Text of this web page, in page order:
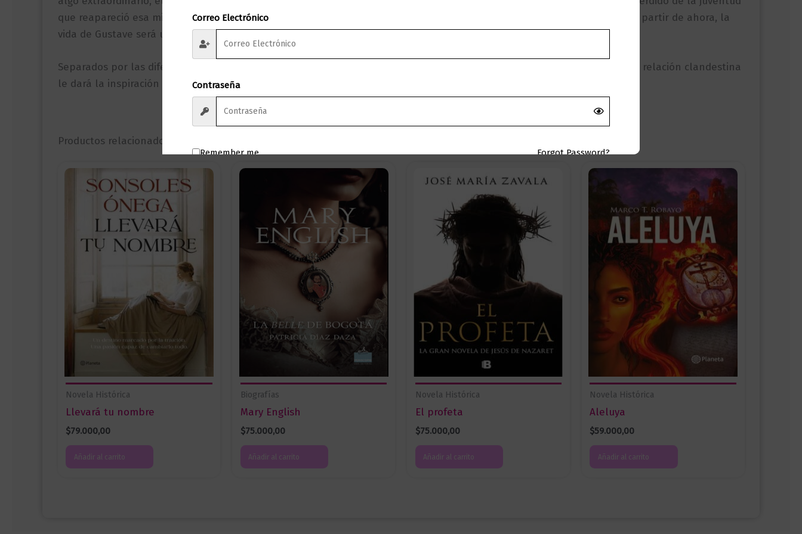
que reapareció esa misma noche, y el exquisito arco de su espalda que discurre delicadamente de su nuca a la cintura. A partir de ahora, la
vida de Gustave será un ascenso constante hasta alcanzar el cielo y sus sueños.
Separados por las diferencias sociales y sus respectivos matrimonios, que no han hecho mengua al amor que sienten, su relación clandestina
le dará la inspiración a Eiffel para construir la torre que cambiará para siempre el horizonte de la Ciudad Luz.
Productos relacionados
Novela Histórica
Llevará tu nombre
$79.000,00
Añadir al carrito
Biografías
Mary English
$75.000,00
Añadir al carrito
Novela Histórica
El profeta
$75.000,00
Añadir al carrito
Novela Histórica
Aleluya
$59.000,00
Añadir al carrito
Correo Electrónico
Contraseña
Remember me Forgot Password?